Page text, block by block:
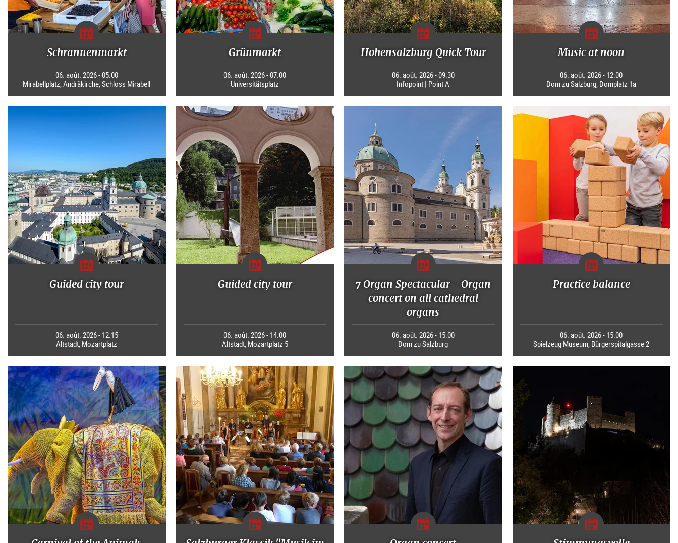
Schrannenmarkt
06. août. 2026 - 05:00
Mirabellplatz, Andräkirche, Schloss Mirabell
Grünmarkt
06. août. 2026 - 07:00
Universitätsplatz
Hohensalzburg Quick Tour
06. août. 2026 - 09:30
Infopoint | Point A
Music at noon
06. août. 2026 - 12:00
Dom zu Salzburg, Domplatz 1a
Guided city tour
06. août. 2026 - 12:15
Altstadt, Mozartplatz
Guided city tour
06. août. 2026 - 14:00
Altstadt, Mozartplatz 5
7 Organ Spectacular - Organ
concert on all cathedral
organs
06. août. 2026 - 15:00
Dom zu Salzburg
Practice balance
06. août. 2026 - 15:00
Spielzeug Museum, Bürgerspitalgasse 2